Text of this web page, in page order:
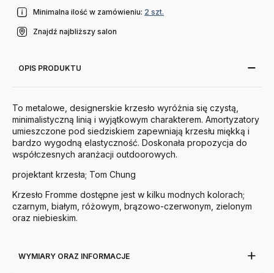
Minimalna ilość w zamówieniu: 2 szt.
Znajdź najbliższy salon
OPIS PRODUKTU
To metalowe, designerskie krzesło wyróżnia się czystą,
minimalistyczną linią i wyjątkowym charakterem. Amortyzatory
umieszczone pod siedziskiem zapewniają krzesłu miękką i
bardzo wygodną elastyczność. Doskonała propozycja do
współczesnych aranżacji outdoorowych.
projektant krzesła; Tom Chung
Krzesło Fromme dostępne jest w kilku modnych kolorach;
czarnym, białym, różowym, brązowo-czerwonym, zielonym
oraz niebieskim.
WYMIARY ORAZ INFORMACJE